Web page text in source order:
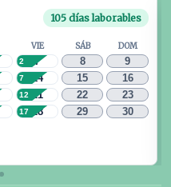
105 días laborables
VIE SÁB DOM
7
2 8
9
14
7 15
16
21
12 22
23
28
17 29
30